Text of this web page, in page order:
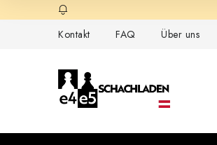
Inhalt
Kontakt
FAQ Über uns